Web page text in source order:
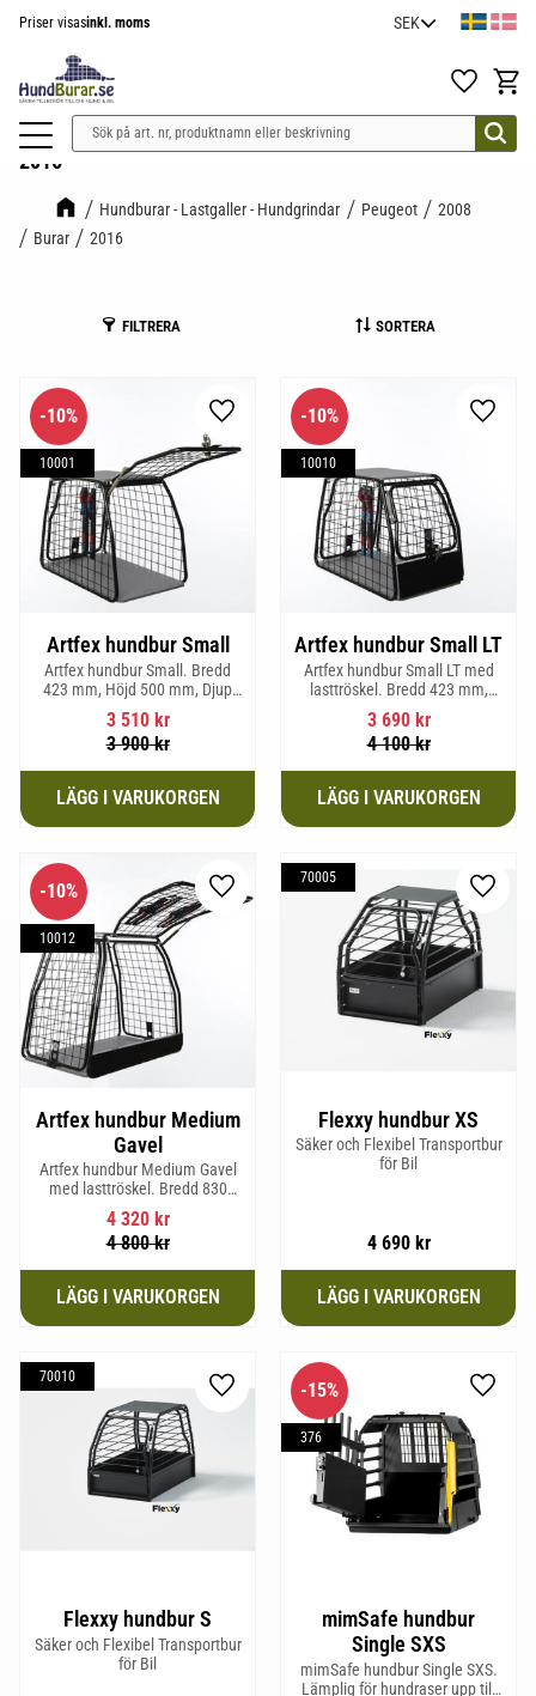
Priser visasinkl. moms
Favoriter
2016
Hundburar - Lastgaller - Hundgrindar Peugeot
2008
Burar
2016
FILTRERA SORTERA
Artfex hundbur Small
Artfex hundbur Small. Bredd
423 mm, Höjd 500 mm, Djup
670 mm och vikt 12,1 kg.
3 510kr
3 900kr
10%
10001
Lägg till i favoriter
Artfex hundbur Small LT
Artfex hundbur Small LT med
lasttröskel. Bredd 423 mm,
Höjd 500 mm, Djup 670 mm
och Vikt 12,9 kg.
3 690kr
4 100kr
10%
10010
Lägg
Artfex hundbur Medium
Gavel
Artfex hundbur Medium Gavel
med lasttröskel. Bredd 830
mm, Höjd 675 mm, Djup 495
mm och Vikt 20,1 kg.
4 320kr
4 800kr
10%
10012
Lägg till i favoriter
Flexxy hundbur XS
Säker och Flexibel Transportbur
för Bil
4 690kr
70005
Lägg
Flexxy hundbur S
Säker och Flexibel Transportbur
för Bil
70010
Lägg till i favoriter
mimSafe hundbur
Single SXS
mimSafe hundbur Single SXS.
Lämplig för hundraser upp till
15%
376
Lägg